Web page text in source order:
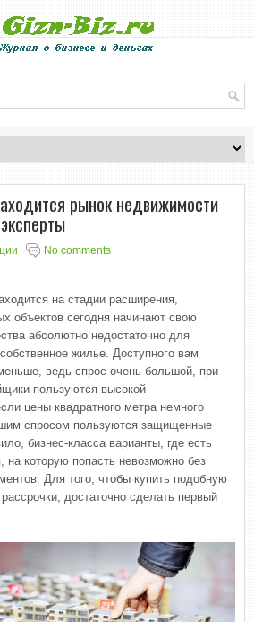
рынок недвижимости
No comments
на стадии расширения,
объектов сегодня начинают свою
абсолютно недостаточно для
жилье. Доступного вам
ведь спрос очень большой, при
пользуются высокой
цены квадратного метра немного
спросом пользуются защищенные
бизнес-класса варианты, где есть
на которую попасть невозможно без
Для того, чтобы купить подобную
достаточно сделать первый